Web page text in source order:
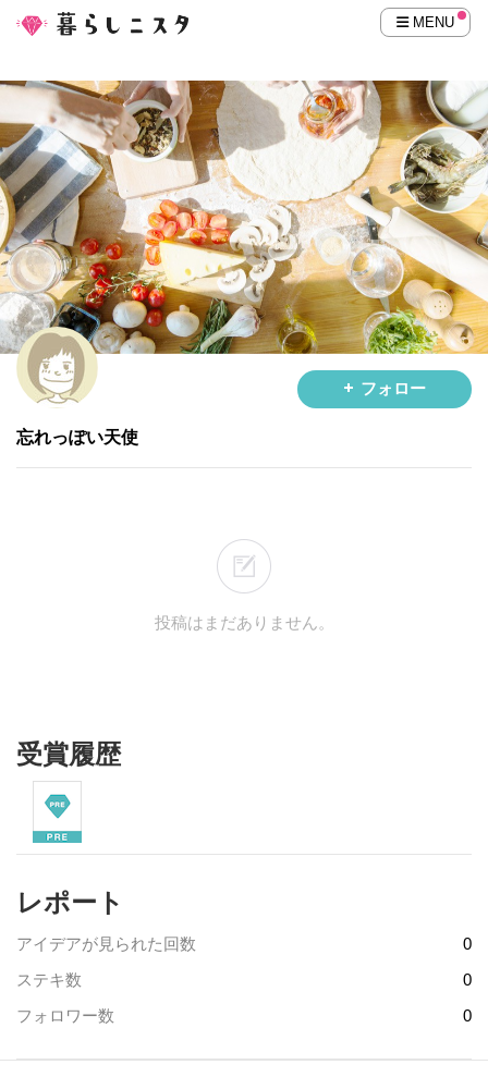
MENU
フォロー
忘れっぽい天使
投稿はまだありません。
受賞履歴
レポート
アイデアが見られた回数
0
ステキ数
0
フォロワー数
0